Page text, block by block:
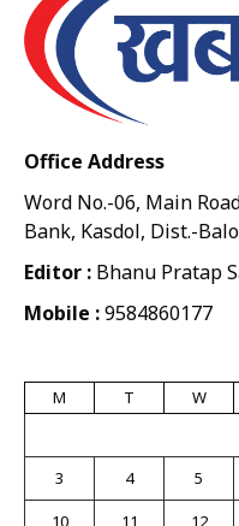
Office Address
Word No.-06, Main
Bank, Kasdol, Dist.-
Editor : Bhanu Pratap
Mobile :9584860177
M
T W
3
4 5
10
11 12